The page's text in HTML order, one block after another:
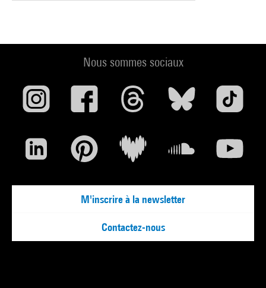
Nous sommes sociaux
M'inscrire à la newsletter
Contactez-nous